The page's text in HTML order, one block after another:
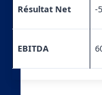
Résultat Net -
EBITDA